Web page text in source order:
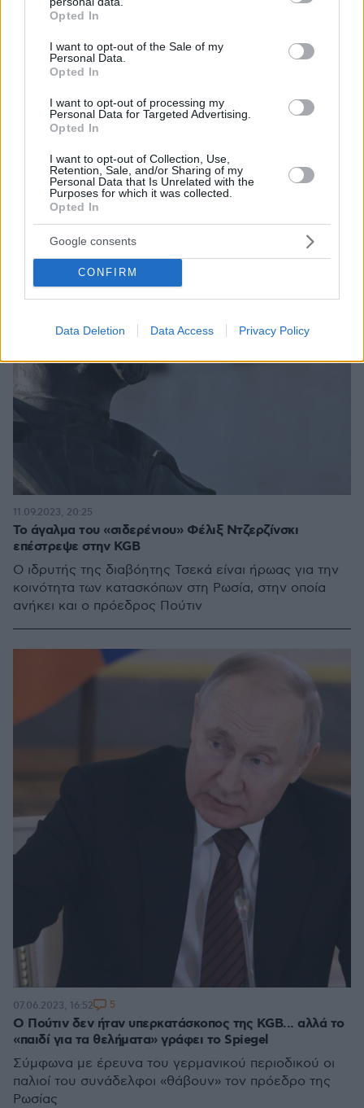
grant or deny consent to Google and its third-party tags to
use your data for below specified purposes in below Google
consent section.
Opted In
I want to opt-out of the Sale of my
Personal Data.
Opted In
I want to opt-out of processing my
Personal Data for Targeted Advertising.
Opted In
I want to opt-out of Collection, Use,
Retention, Sale, and/or Sharing of my
Personal Data that Is Unrelated with the
Purposes for which it was collected.
Opted In
Google consents
CONFIRM
Data Deletion Data Access Privacy Policy
Σπάνιο βίντεο του Πούτιν με μαλλιά να παίζει πινγκ
Ο Πούτιν, ο οποίος τοτε ήταν περίπου 40 ετών και
ακόμα αξιωματικός της KGB, είχε μόλις γίνει
σύμβουλος στον τότε δήμαρχο της Αγίας
Πετρούπολης, Ανατόλι Σόμπτσακ
Το άγαλμα του «σιδερένιου» Φέλιξ Ντζερζίνσκι
επέστρεψε στην KGB
Ο ιδρυτής της διαβόητης Τσεκά είναι ήρωας για την
κοινότητα των κατασκόπων στη Ρωσία, στην οποία
ανήκει και ο πρόεδρος Πούτιν
11.09.2023, 20:25
O Πούτιν δεν ήταν υπερκατάσκοπος της KGB... αλλά το
«παιδί για τα θελήματα» γράφει το Spiegel
Σύμφωνα με έρευνα του γερμανικού περιοδικού οι
παλιοί του συνάδελφοι «θάβουν» τον πρόεδρο της
Ρωσίας
07.06.2023, 16:52 5